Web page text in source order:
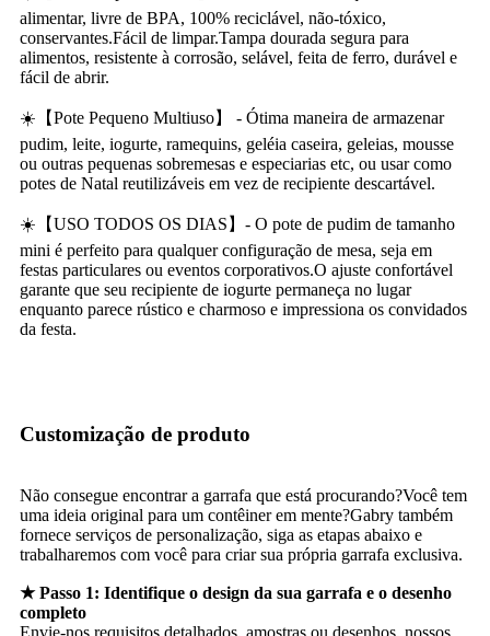
alimentar, livre de BPA, 100% reciclável, não-tóxico,
conservantes.Fácil de limpar.Tampa dourada segura para
alimentos, resistente à corrosão, selável, feita de ferro, durável e
fácil de abrir.
☀️【Pote Pequeno Multiuso】 - Ótima maneira de armazenar
pudim, leite, iogurte, ramequins, geléia caseira, geleias, mousse
ou outras pequenas sobremesas e especiarias etc, ou usar como
potes de Natal reutilizáveis ​​em vez de recipiente descartável.
☀️【USO TODOS OS DIAS】- O pote de pudim de tamanho
mini é perfeito para qualquer configuração de mesa, seja em
festas particulares ou eventos corporativos.O ajuste confortável
garante que seu recipiente de iogurte permaneça no lugar
enquanto parece rústico e charmoso e impressiona os convidados
da festa.
Customização de produto
Não consegue encontrar a garrafa que está procurando?Você tem
uma ideia original para um contêiner em mente?Gabry também
fornece serviços de personalização, siga as etapas abaixo e
trabalharemos com você para criar sua própria garrafa exclusiva.
★ Passo 1: Identifique o design da sua garrafa e o desenho
completo
Envie-nos requisitos detalhados, amostras ou desenhos, nossos